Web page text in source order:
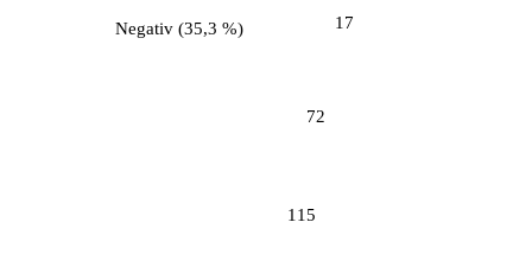
72
Negativ(35,3 %) 17
115